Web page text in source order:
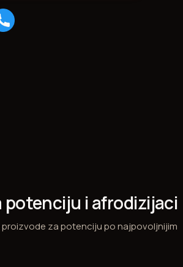
potenciju i afrodizijaci
za potenciju po najpovoljnijim